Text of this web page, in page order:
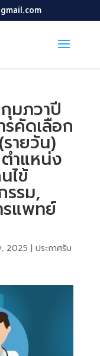
มภวาปี
รคัดเลือก
ายวัน)
ำแหน่ง
ไข้
รรม,
แพทย์
2025 | ประกาศรับ